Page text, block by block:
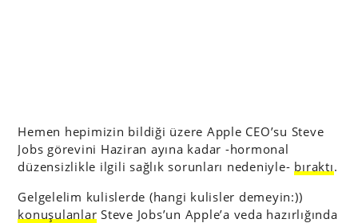
Hemen hepimizin bildiği üzere Apple CEO’su Steve
Jobs görevini Haziran ayına kadar -hormonal
düzensizlikle ilgili sağlık sorunları nedeniyle- bıraktı.
Gelgelelim kulislerde (hangi kulisler demeyin:))
konuşulanlar Steve Jobs’un Apple’a veda hazırlığında